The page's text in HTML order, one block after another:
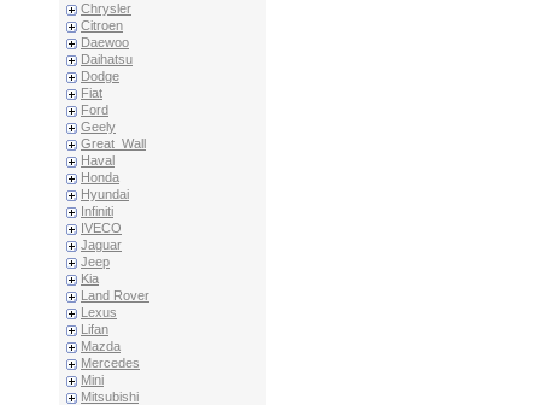
Chrysler
Citroen
Daewoo
Daihatsu
Dodge
Fiat
Ford
Geely
Great_Wall
Haval
Honda
Hyundai
Infiniti
IVECO
Jaguar
Jeep
Kia
Land Rover
Lexus
Lifan
Mazda
Mercedes
Mini
Mitsubishi